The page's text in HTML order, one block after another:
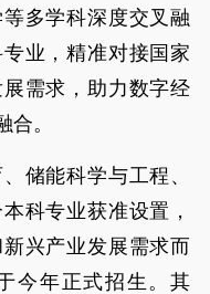
多学科深度交叉融
业，精准对接国家
需求，助力数字经
。
储能科学与工程、
科专业获准设置，
兴产业发展需求而
今年正式招生。其